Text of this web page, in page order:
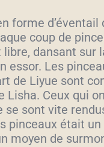
forme d’éventail
coup de
dansant sur
essor. Les
de Liyue sont
Lisha. Ceux qui
se sont vite
pinceaux était un
moyen de